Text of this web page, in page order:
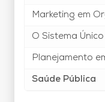
Marketing em
O Sistema
Planejamento
Saúde Pública